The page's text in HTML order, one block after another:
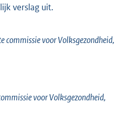
verslag uit.
commissie voor Volksgezondheid,
voor Volksgezondheid,